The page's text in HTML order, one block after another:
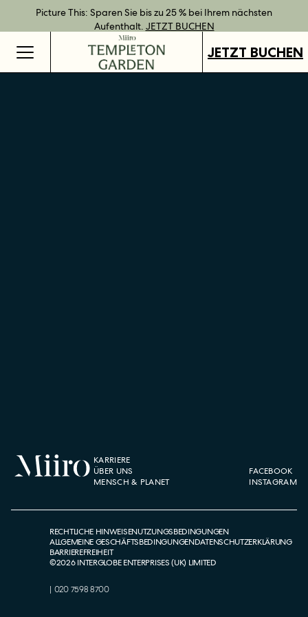
Picture This: Sparen Sie bis zu 25 % bei Ihrem nächsten
Aufenthalt. JETZT BUCHEN
Direkt buchen und Vorteile mit unseren flexiblen Tarifen
genießen.MEHR ERFAHREN
Geschenkgutscheine jetzt an all unseren Standorten verfügbar.
GUTSCHEINE KAUFEN
Bestpreisgarantie bei Direktbuchung.JETZT BUCHEN
JETZT BUCHEN
KARRIERE
ÜBER UNS
MENSCH & PLANET
FACEBOOK
INSTAGRAM
RECHTLICHE HINWEISENUTZUNGSBEDINGUNGEN
ALLGEMEINE GESCHÄFTSBEDINGUNGENDATENSCHUTZERKLÄRUNG
BARRIEREFREIHEIT
©2026INTERGLOBE ENTERPRISES (UK) LIMITED
| 020 7598 8700